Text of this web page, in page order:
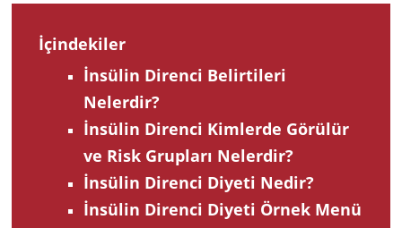
İçindekiler
İnsülin Direnci Belirtileri
Nelerdir?
İnsülin Direnci Kimlerde Görülür
ve Risk Grupları Nelerdir?
İnsülin Direnci Diyeti Nedir?
İnsülin Direnci Diyeti Örnek Menü